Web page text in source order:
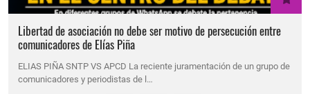
Libertad de asociación no debe ser motivo de persecución entre
comunicadores de Elías Piña
ELIAS PIÑA SNTP VS APCD La reciente juramentación de un grupo de
comunicadores y periodistas de l…